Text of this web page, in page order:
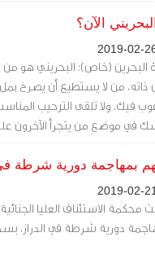
الآن؟
البحرين (خاص): البحريني هو من
ذاته، من لا يستطيع أن يصرخ
فيك، ولا تلقى الترحيب
في موضعِ من يتجرأ الآخرون
الآن.
دورية شرطة في الدراز، بسجن المتهم 7 أعوام